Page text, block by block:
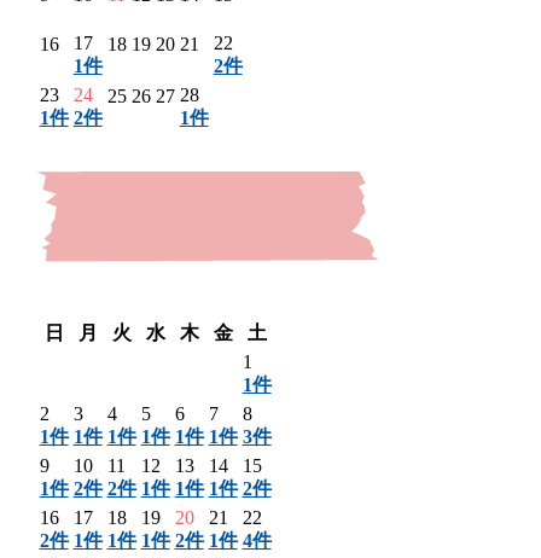
16
17
1件
18 19 20 21
22
2件
23
1件
24
2件
25 26 27 28
1件
日
月 火 水 木 金
土
1
1件
2
1件
3
1件
4
1件
5
1件
6
1件
7
1件
8
3件
9
1件
10
2件
11
2件
12
1件
13
1件
14
1件
15
2件
16
2件
17
1件
18
1件
19
1件
20
2件
21
1件
22
4件